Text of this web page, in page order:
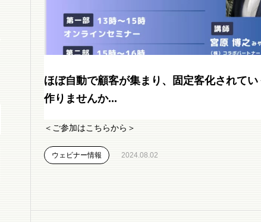
ほぼ自動で顧客が集まり、固定客化されてい
作りませんか...
＜ご参加はこちらから＞
ウェビナー情報 2024.08.02